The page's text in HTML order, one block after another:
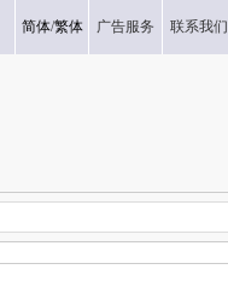
简体/繁体 广告服务 联系我们